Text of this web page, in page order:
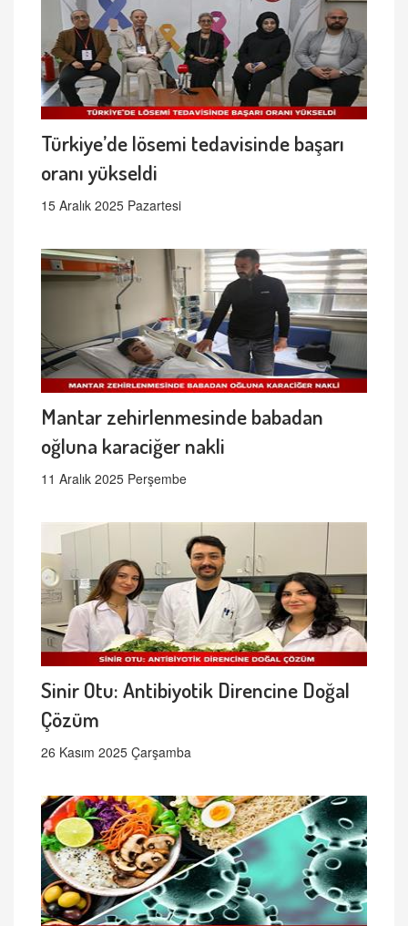
Türkiye’de lösemi tedavisinde başarı
oranı yükseldi
15 Aralık 2025 Pazartesi
Mantar zehirlenmesinde babadan
oğluna karaciğer nakli
11 Aralık 2025 Perşembe
Sinir Otu: Antibiyotik Direncine Doğal
Çözüm
26 Kasım 2025 Çarşamba